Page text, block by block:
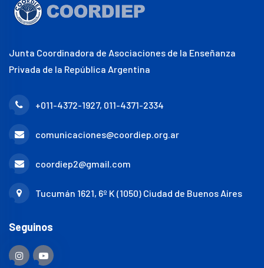
Junta Coordinadora de Asociaciones de la Enseñanza
Privada de la República Argentina
+011-4372-1927, 011-4371-2334
comunicaciones@coordiep.org.ar
coordiep2@gmail.com
Tucumán 1621, 6º K (1050) Ciudad de Buenos Aires
Seguinos